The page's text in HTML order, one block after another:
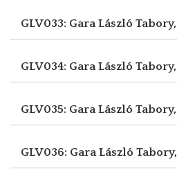
GLV033: Gara László
GLV034: Gara László
GLV035: Gara László
GLV036: Gara László